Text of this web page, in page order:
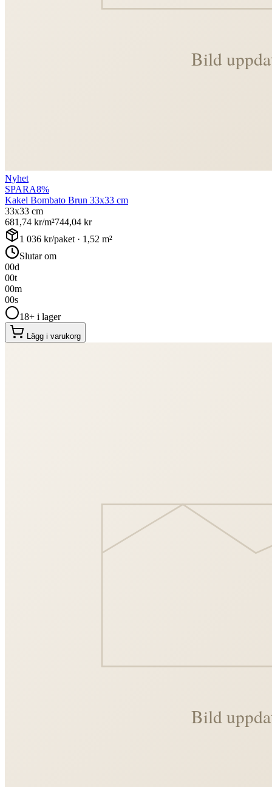
Nyhet
SPARA8%
Kakel Bombato Brun 33x33 cm
33x33 cm
681,74 kr/m²744,04 kr
1 036 kr/paket · 1,52 m²
Slutar om
00d
00t
00m
00s
18+ i lager
Lägg i varukorg